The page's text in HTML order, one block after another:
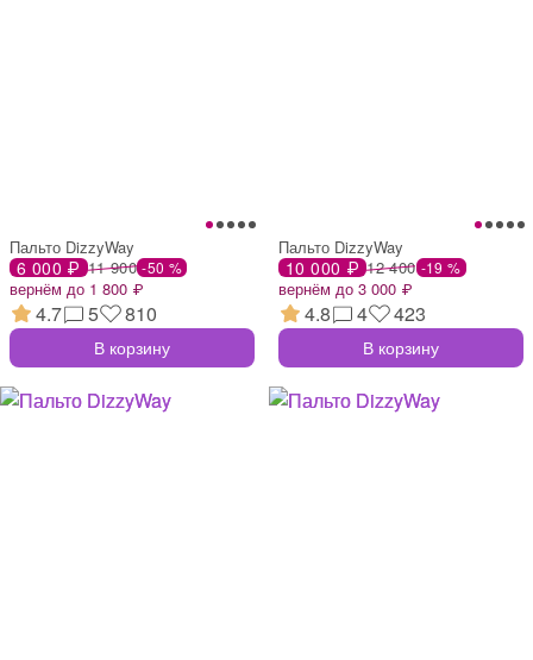
Пальто DizzyWay
6 000 ₽ 11 900 -50 %
вернём до 1 800 ₽
4.7 5 810
В корзину
Пальто DizzyWay
10 000 ₽ 12 400 -19 %
вернём до 3 000 ₽
4.8 4 423
В корзину